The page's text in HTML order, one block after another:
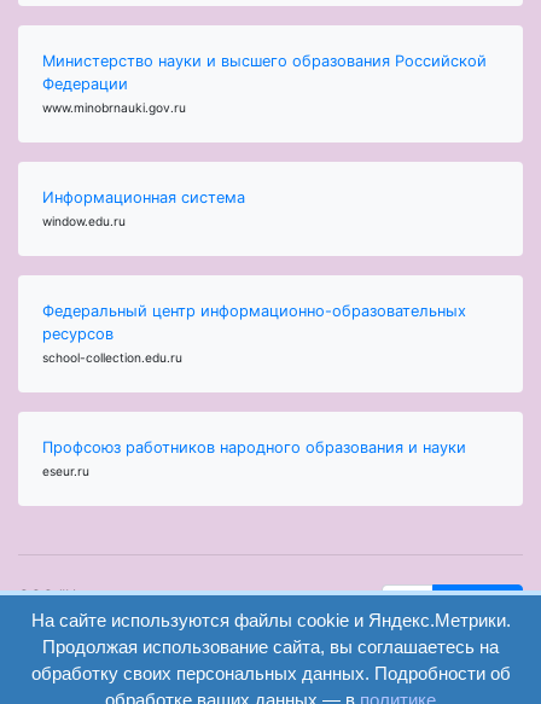
Министерство науки и высшего образования Российской
Федерации
www.minobrnauki.gov.ru
Информационная система
window.edu.ru
Федеральный центр информационно-образовательных
ресурсов
school-collection.edu.ru
Профсоюз работников народного образования и науки
eseur.ru
ООО "Центр
образования и
консалтинга"
Волгоград 2008-
2026
вход
регистрация
Найти
Версия
сайта для
На сайте используются файлы cookie и Яндекс.Метрики.
Продолжая использование сайта, вы соглашаетесь на
обработку своих персональных данных. Подробности об
обработке ваших данных — в политике